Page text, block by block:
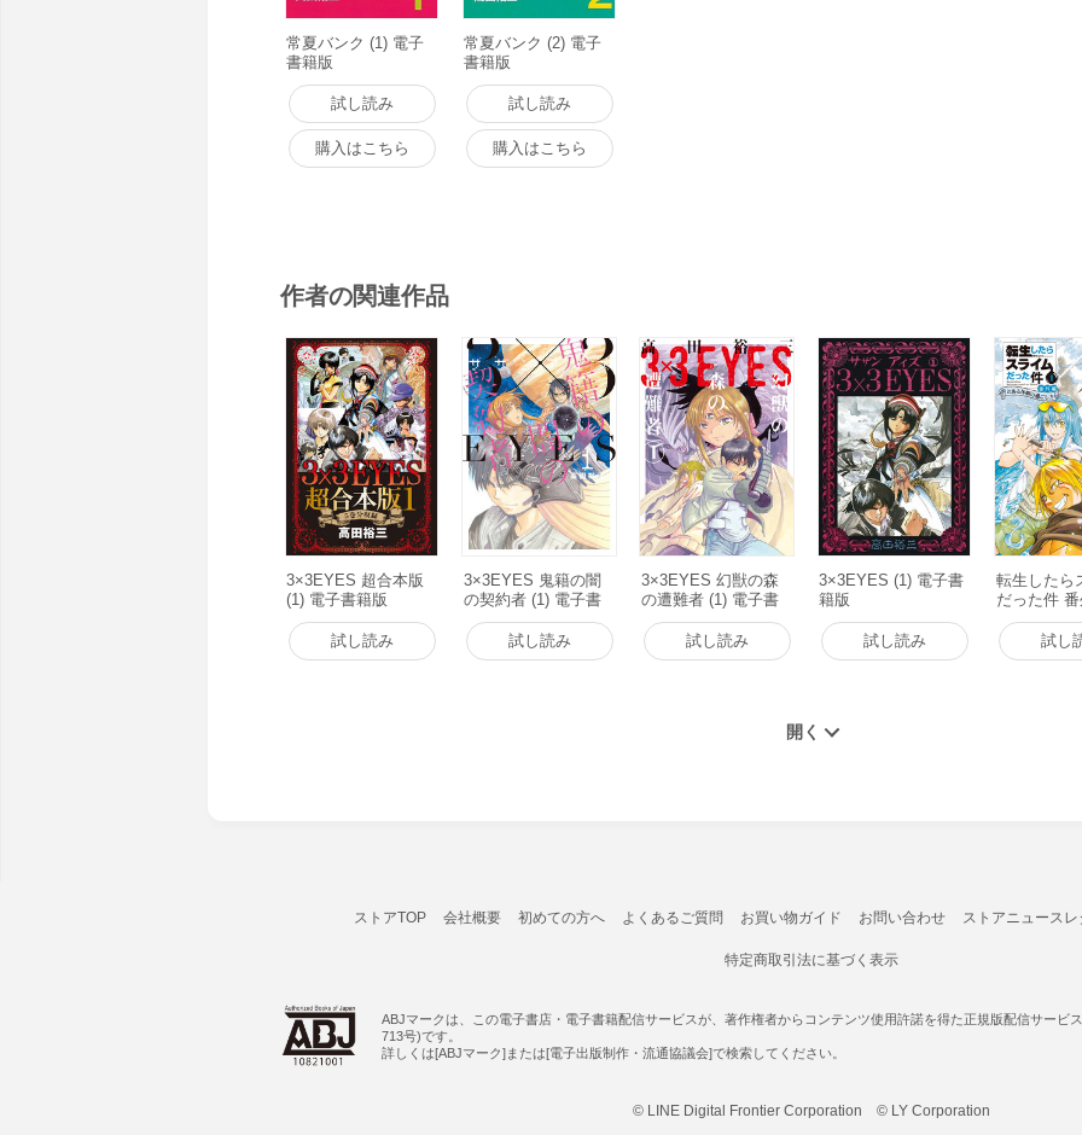
常夏バンク (1) 電子
書籍版
試し読み
購入はこちら
常夏バンク (2) 電子
書籍版
試し読み
購入はこちら
作者の関連作品
3×3EYES 超合本版
(1) 電子書籍版
試し読み
3×3EYES 鬼籍の闇
の契約者 (1) 電子書
籍版
試し読み
3×3EYES 幻獣の森
の遭難者 (1) 電子書
籍版
試し読み
3×3EYES (1) 電子書
籍版
試し読み
転生したら
だった件
ある休暇
～ (1) 電子
試し
ストアTOP 会社概要 初めての方へ よくあるご質問 お買い物ガイド お問い合わせ ストアニュースレ
特定商取引法に基づく表示
ABJマークは、この電子書店・電子書籍配信サービスが、著作権者からコンテンツ使用許諾を得た正規版配信サービ
713号)です。
詳しくは[ABJマーク]または[電子出版制作・流通協議会]で検索してください。
© LINE Digital Frontier Corporation © LY Corporation